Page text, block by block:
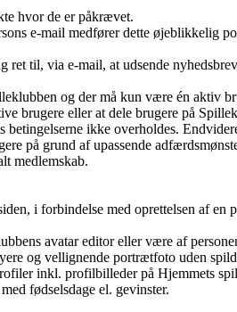
hvor de er påkrævet.
e-mail medfører dette øjeblikkelig
til, via e-mail, at udsende
og der må kun være én aktiv
brugere eller at dele brugere på
betingelserne ikke overholdes.
på grund af upassende
medlemskab.
i forbindelse med oprettelsen af
avatar editor eller være af
og vellignende portrætfoto uden
inkl. profilbilleder på Hjemmets
fødselsdage el. gevinster.